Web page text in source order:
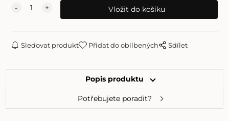
Sledovat produkt Přidat do oblíbených Sdílet
Popis produktu
Potřebujete poradit?